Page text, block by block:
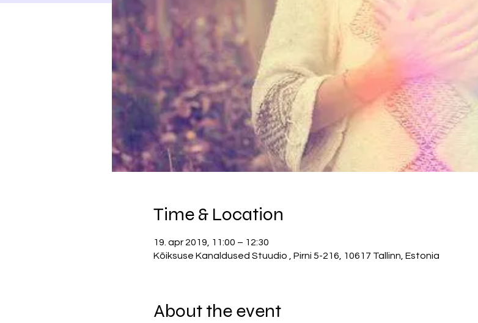
Time & Location
19. apr 2019, 11:00 – 12:30
Kõiksuse Kanaldused Stuudio , Pirni 5-216, 10617 Tallinn, Estonia
About the event